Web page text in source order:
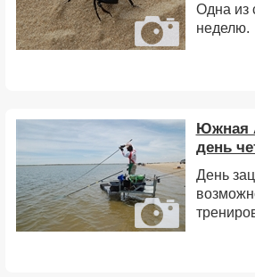
Одна из
неделю.
Южная
день
День